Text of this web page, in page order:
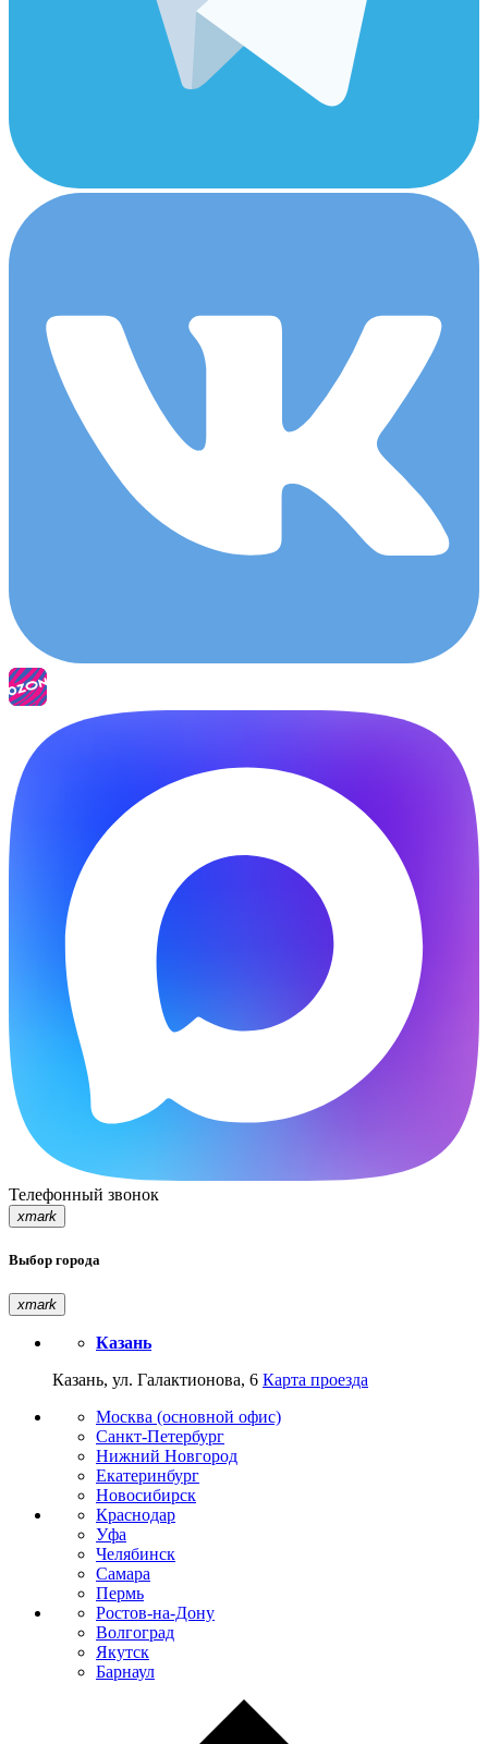
Телефонный звонок
xmark
Выбор города
xmark
Казань
Казань, ул. Галактионова, 6 Карта проезда
Москва (основной офис)
Санкт-Петербург
Нижний Новгород
Екатеринбург
Новосибирск
Краснодар
Уфа
Челябинск
Самара
Пермь
Ростов-на-Дону
Волгоград
Якутск
Барнаул